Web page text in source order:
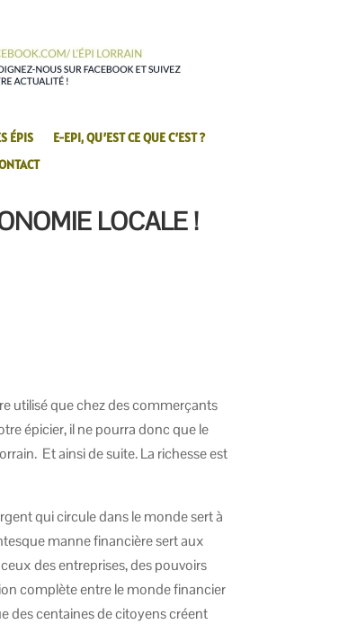
ÉPIS
E-EPI, QU’EST CE QUE C’EST ?
LOCALE !
utilisé que chez des commerçants
épicier, il ne pourra donc que le
Et ainsi de suite. La richesse est
qui circule dans le monde sert à
manne financière sert aux
des entreprises, des pouvoirs
complète entre le monde financier
des centaines de citoyens créent